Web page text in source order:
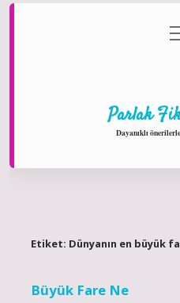
Gizlilik aç
Parlak
Dayanıklı
Etiket: Dünyanın en büyük
Büyük Fare Ne